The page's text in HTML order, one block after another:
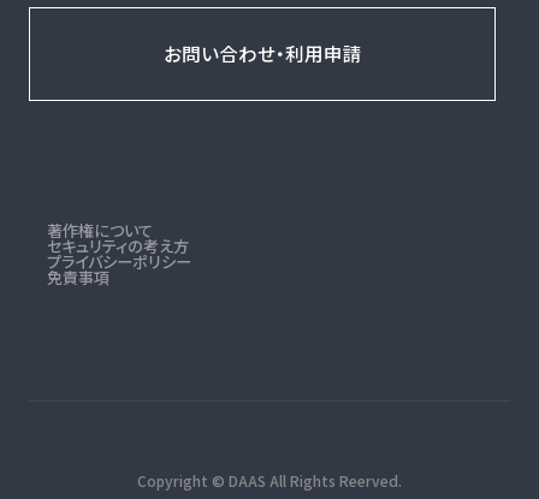
お問い合わせ・利用申請
著作権について
セキュリティの考え方
プライバシーポリシー
免責事項
Copyright © DAAS All Rights Reerved.